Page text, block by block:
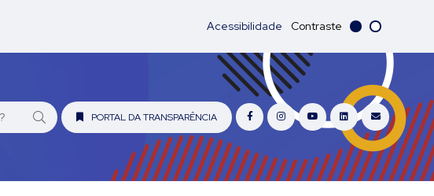
Acessibilidade Contraste
PORTAL DA TRANSPARÊNCIA